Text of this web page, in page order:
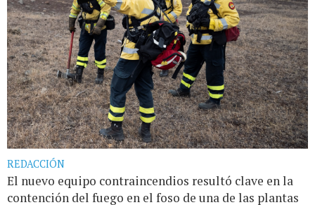
REDACCIÓN
El nuevo equipo contraincendios resultó clave en la
contención del fuego en el foso de una de las plantas